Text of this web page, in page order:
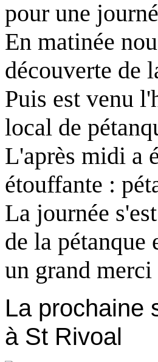
pour une
En matinée
découverte de
Puis est venu
local de
L'après midi a
étouffante :
La journée
de la
un grand
La prochaine
à St Rivoal